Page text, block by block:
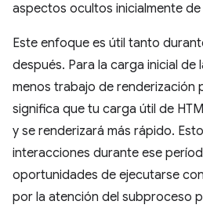
aspectos ocultos inicialmente de
Este enfoque es útil tanto
después. Para la carga inicial de
menos trabajo de renderización
significa que tu carga útil de
y se renderizará más rápido.
interacciones durante ese
oportunidades de ejecutarse
por la atención del subproceso